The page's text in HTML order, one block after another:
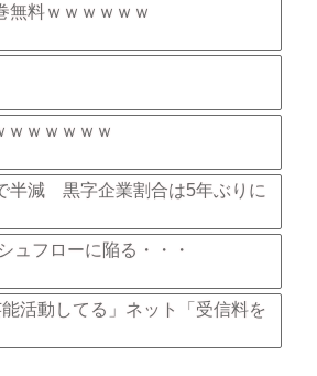
無料ｗｗｗｗｗｗ
ｗｗｗｗｗｗ
半減 黒字企業割合は5年ぶりに
ュフローに陥る・・・
活動してる」ネット「受信料を